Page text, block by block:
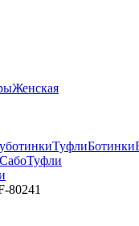
Женская
ТуфлиБотинки
СабоТуфли
80241